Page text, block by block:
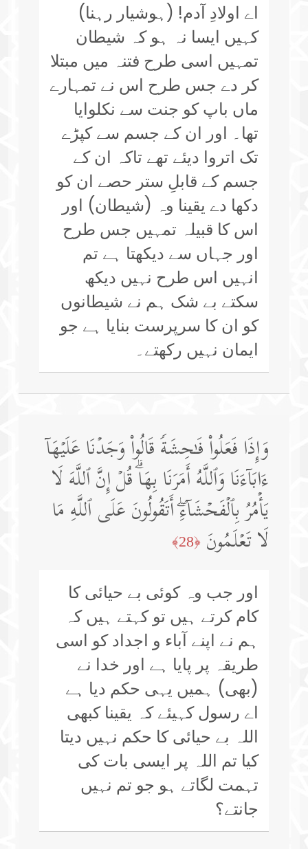
اے اولادِ آدم! (ہوشیار رہنا)
کہیں ایسا نہ ہو کہ شیطان
تمہیں اسی طرح فتنہ میں مبتلا
کر دے جس طرح اس نے تمہارے
ماں باپ کو جنت سے نکلوایا
تھا۔ اور ان کے جسم سے کپڑے
تک اتروا دیئے تھے تاکہ ان کے
جسم کے قابلِ ستر حصے ان کو
دکھا دے یقینا وہ (شیطان) اور
اس کا قبیلہ تمہیں جس طرح
اور جہاں سے دیکھتا ہے تم
انہیں اس طرح نہیں دیکھ
سکتے بے شک ہم نے شیطانوں
کو ان کا سرپرست بنایا ہے جو
ایمان نہیں رکھتے۔
وَإِذَا فَعَلُوا۟ فَـٰحِشَةࣰ قَالُوا۟ وَجَدۡنَا عَلَیۡهَاۤ
ءَابَاۤءَنَا وَٱللَّهُ أَمَرَنَا بِهَاۗ قُلۡ إِنَّ ٱللَّهَ لَا
یَأۡمُرُ بِٱلۡفَحۡشَاۤءِۖ أَتَقُولُونَ عَلَى ٱللَّهِ مَا
لَا تَعۡلَمُونَ ﴿28﴾
اور جب وہ کوئی بے حیائی کا
کام کرتے ہیں تو کہتے ہیں کہ
ہم نے اپنے آباء و اجداد کو اسی
طریقہ پر پایا ہے اور خدا نے
(بھی) ہمیں یہی حکم دیا ہے
اے رسول کہیئے کہ یقینا کبھی
اللہ بے حیائی کا حکم نہیں دیتا
کیا تم اللہ پر ایسی بات کی
تہمت لگاتے ہو جو تم نہیں
جانتے؟